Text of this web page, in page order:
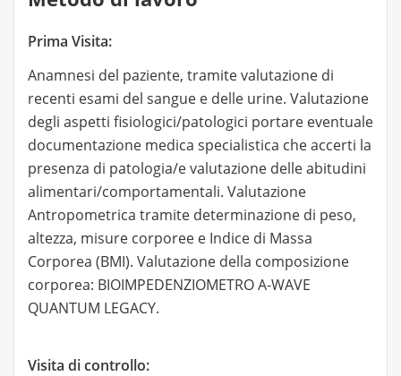
Prima Visita:
Anamnesi del paziente, tramite valutazione di
recenti esami del sangue e delle urine. Valutazione
degli aspetti fisiologici/patologici portare eventuale
documentazione medica specialistica che accerti la
presenza di patologia/e valutazione delle abitudini
alimentari/comportamentali. Valutazione
Antropometrica tramite determinazione di peso,
altezza, misure corporee e Indice di Massa
Corporea (BMI). Valutazione della composizione
corporea: BIOIMPEDENZIOMETRO A-WAVE
QUANTUM LEGACY.
Visita di controllo: